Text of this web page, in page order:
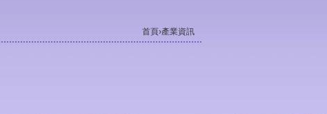
首頁›產業資訊